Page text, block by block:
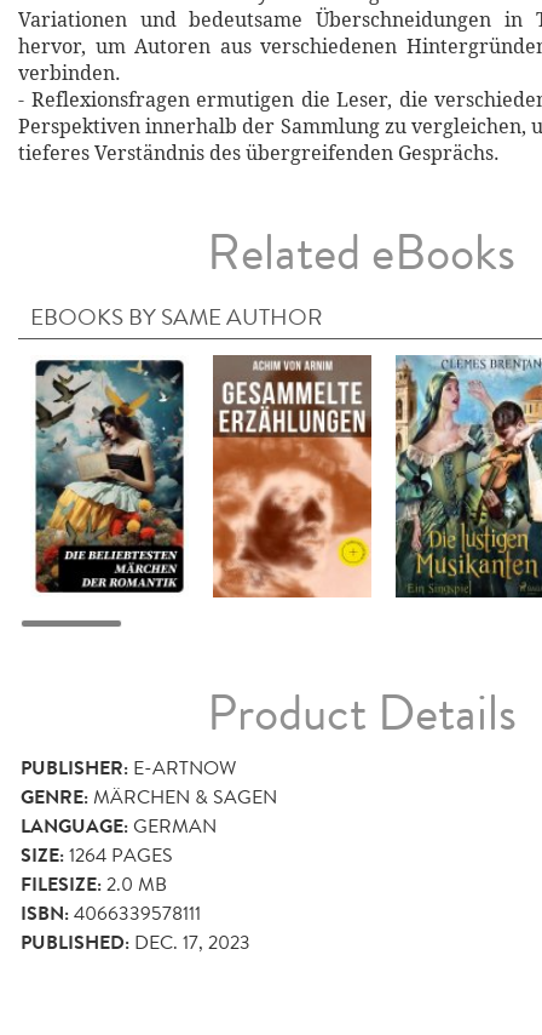
Variationen und bedeutsame Überschneidungen in
hervor, um Autoren aus verschiedenen
verbinden.
- Reflexionsfragen ermutigen die Leser, die
Perspektiven innerhalb der Sammlung zu vergleichen,
tieferes Verständnis des übergreifenden Gesprächs.
Related eBooks
EBOOKS BY SAME AUTHOR
Product Details
PUBLISHER: E-ARTNOW
GENRE:MÄRCHEN & SAGEN
LANGUAGE:GERMAN
SIZE:1264 PAGES
FILESIZE:2.0 MB
ISBN:4066339578111
PUBLISHED: DEC. 17, 2023